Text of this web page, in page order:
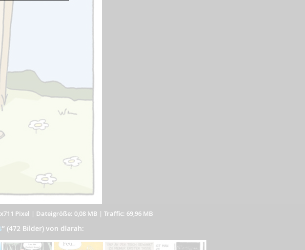
Pixel | Dateigröße: 0,08 MB | Traffic: 69,96 MB
” (472 Bilder) von dlarah: